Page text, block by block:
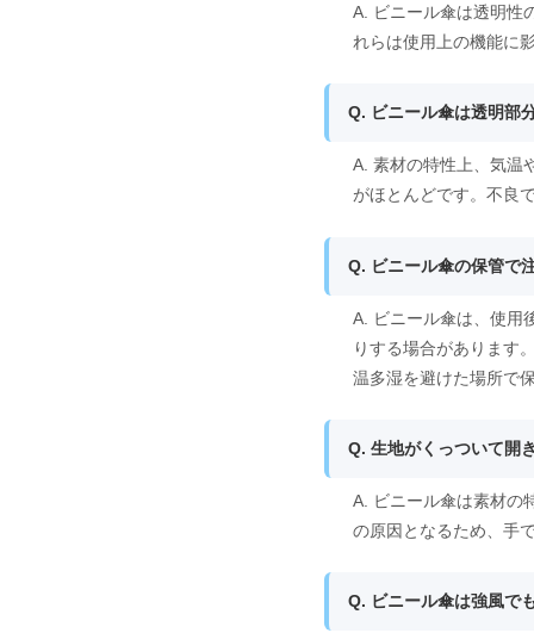
A. ビニール傘は透明性
れらは使用上の機能に
Q. ビニール傘は透明部
A. 素材の特性上、気温
がほとんどです。不良
Q. ビニール傘の保管で
A. ビニール傘は、使用
りする場合があります
温多湿を避けた場所で
Q. 生地がくっついて開
A. ビニール傘は素材の
の原因となるため、手
Q. ビニール傘は強風で